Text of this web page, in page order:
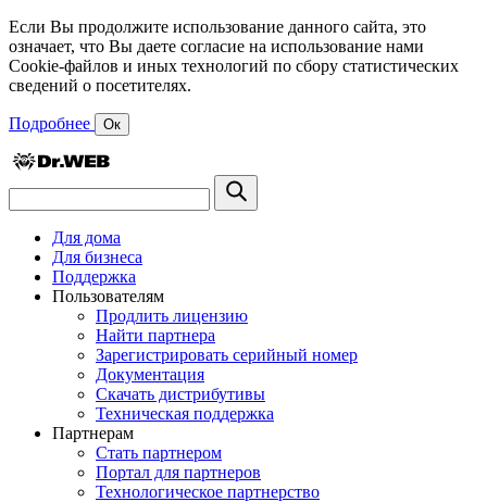
Если Вы продолжите использование данного сайта, это
означает, что Вы даете согласие на использование нами
Cookie-файлов и иных технологий по сбору статистических
сведений о посетителях.
Подробнее Ок
Для дома
Для бизнеса
Поддержка
Пользователям
Продлить лицензию
Найти партнера
Зарегистрировать серийный номер
Документация
Скачать дистрибутивы
Техническая поддержка
Партнерам
Стать партнером
Портал для партнеров
Технологическое партнерство